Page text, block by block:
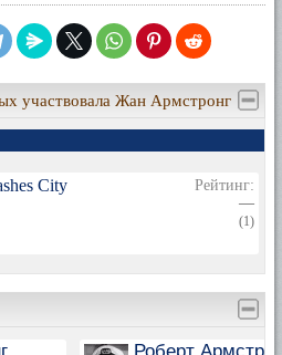
участвовала Жан Армстронг
City
Рейтинг:
—
(1)